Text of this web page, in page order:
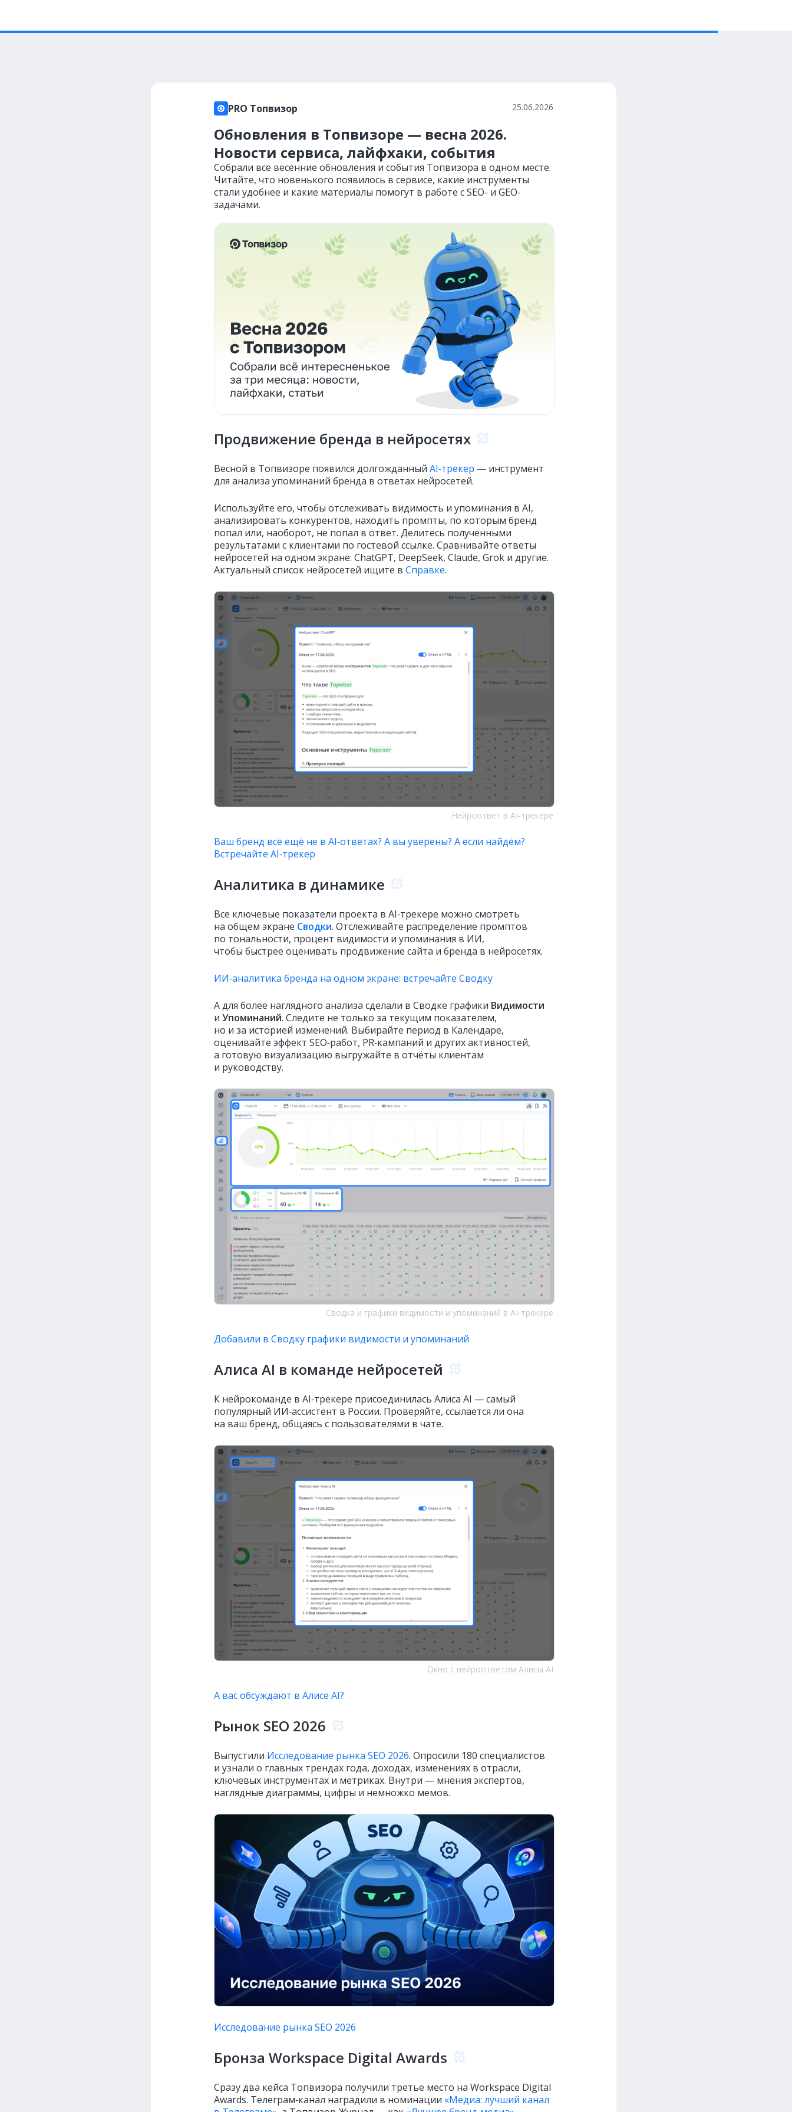
PRO Топвизор 25.06.2026
Обновления в Топвизоре — весна 2026.
Новости сервиса, лайфхаки, события
Собрали все весенние обновления и события Топвизора в одном месте.
Читайте, что новенького появилось в сервисе, какие инструменты
стали удобнее и какие материалы помогут в работе с SEO- и GEO-
задачами.
Продвижение бренда в нейросетях
Весной в Топвизоре появился долгожданный AI‑трекер — инструмент
для анализа упоминаний бренда в ответах нейросетей.
Используйте его, чтобы отслеживать видимость и упоминания в AI,
анализировать конкурентов, находить промпты, по которым бренд
попал или, наоборот, не попал в ответ. Делитесь полученными
результатами с клиентами по гостевой ссылке. Сравнивайте ответы
нейросетей на одном экране: ChatGPT, DeepSeek, Claude, Grok и другие.
Актуальный список нейросетей ищите в Справке.
Нейроответ в AI‑трекере
Ваш бренд всё ещё не в AI‑ответах? А вы уверены? А если найдём?
Встречайте AI‑трекер
Аналитика в динамике
Все ключевые показатели проекта в AI‑трекере можно смотреть
на общем экране Сводки. Отслеживайте распределение промптов
по тональности, процент видимости и упоминания в ИИ,
чтобы быстрее оценивать продвижение сайта и бренда в нейросетях.
ИИ‑аналитика бренда на одном экране: встречайте Сводку
А для более наглядного анализа сделали в Сводке графики Видимости
и Упоминаний. Следите не только за текущим показателем,
но и за историей изменений. Выбирайте период в Календаре,
оценивайте эффект SEO‑работ, PR‑кампаний и других активностей,
а готовую визуализацию выгружайте в отчёты клиентам
и руководству.
Сводка и графики видимости и упоминаний в AI‑трекере
Добавили в Сводку графики видимости и упоминаний
Алиса AI в команде нейросетей
К нейрокоманде в AI‑трекере присоединилась Алиса AI — самый
популярный ИИ‑ассистент в России. Проверяйте, ссылается ли она
на ваш бренд, общаясь с пользователями в чате.
Окно с нейроответом Алисы AI
А вас обсуждают в Алисе AI?
Рынок SEO 2026
Выпустили Исследование рынка SEO 2026. Опросили 180 специалистов
и узнали о главных трендах года, доходах, изменениях в отрасли,
ключевых инструментах и метриках. Внутри — мнения экспертов,
наглядные диаграммы, цифры и немножко мемов.
Исследование рынка SEO 2026
Бронза Workspace Digital Awards
Сразу два кейса Топвизора получили третье место на Workspace Digital
Awards. Телеграм‑канал наградили в номинации «Медиа: лучший канал